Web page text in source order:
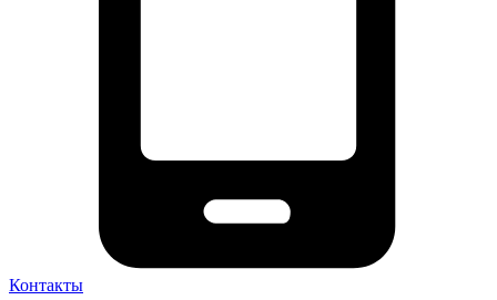
Контакты